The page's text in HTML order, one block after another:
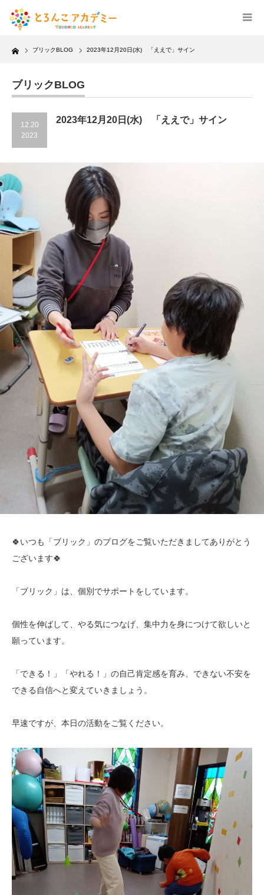
Home ブリックBLOG 2023年12月20日(水) 「ええで」サイン
ブリックBLOG
12.20
2023
2023年12月20日(水) 「ええで」サイン
🍀いつも「ブリック」のブログをご覧いただきましてありがとう
ございます🍀
「ブリック」は、個別でサポートをしています。
個性を伸ばして、やる気につなげ、集中力を身につけて欲しいと
願っています。
「できる！」「やれる！」の自己肯定感を育み、できない不安を
できる自信へと変えていきましょう。
早速ですが、本日の活動をご覧ください。